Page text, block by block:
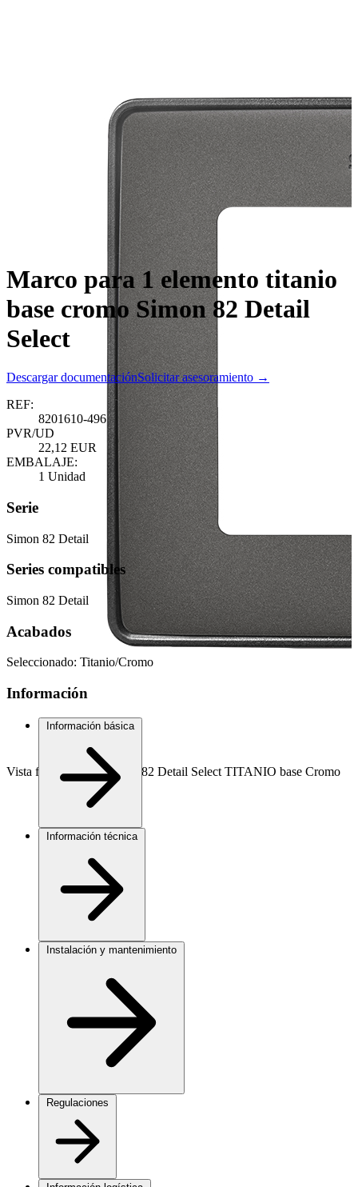
Vista frontal marco Simon 82 Detail Select TITANIO base Cromo
Marco para 1 elemento titanio
base cromo Simon 82 Detail
Select
Descargar documentaciónSolicitar asesoramiento →
REF:
8201610-496
PVR/UD
22,12 EUR
EMBALAJE:
1 Unidad
Serie
Simon 82 Detail
Series compatibles
Simon 82 Detail
Acabados
Seleccionado: Titanio/Cromo
Información